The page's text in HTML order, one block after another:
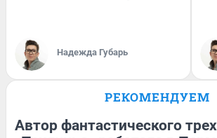
Надежда Губарь
РЕКОМЕНДУЕМ
Автор фантастического